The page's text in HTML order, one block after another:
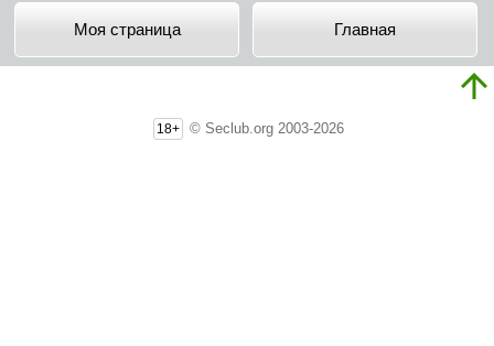
Моя страница Главная
18+ © Seclub.org 2003-2026